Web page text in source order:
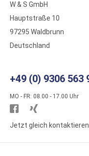
W & S GmbH
Hauptstraße 10
97295 Waldbrunn
Deutschland
+49 (0) 9306 563
MO - FR: 08.00 - 17.00 Uhr
Besuchen
Sie
Sie
Jetzt gleich kontaktieren